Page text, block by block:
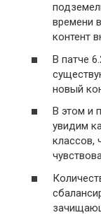
времени
контент
В патче
новый
В этом и
увидим
классов,